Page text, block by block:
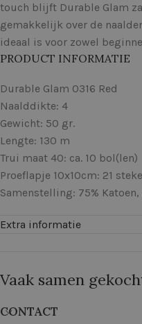
touch blijft Durable Glam
gemakkelijk over de
ideaal is voor zowel
PRODUCT INFORMATIE
Durable Glam 0316 Red
Naalddikte: 4
Gewicht: 50 gr.
Lengte: 130 m
Trui maat 40: ca. 10 bol(len)
Proeflapje 10x10cm: 21
Samenstelling: 75% Katoen,
Extra informatie
Vaak samen
CONTACT